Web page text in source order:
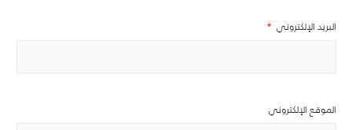
البريد الإلكتروني *
الموقع الإلكتروني